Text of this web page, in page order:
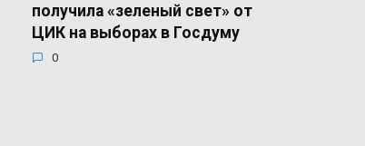
получила «зеленый свет» от
ЦИК на выборах в Госдуму
0